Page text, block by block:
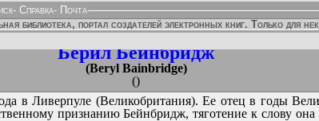
- Справка- Почта
библиотека, портал создателей электронных книг. Только для
Берил Бейнбридж
(Beryl Bainbridge)
()
в Ливерпуле (Великобритания). Ее отец в годы
признанию Бейнбридж, тяготение к слову она